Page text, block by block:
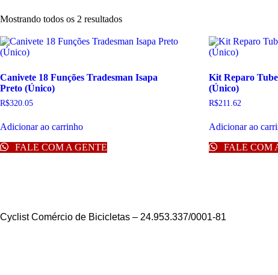
Mostrando todos os 2 resultados
Canivete 18 Funções Tradesman Isapa
Preto (Único)
R$320.05
Adicionar ao carrinho
FALE COM A GENTE
Kit Reparo
(Único)
R$211.62
Adicionar ao
FALE COM
Cyclist Comércio de Bicicletas – 24.953.337/0001-81